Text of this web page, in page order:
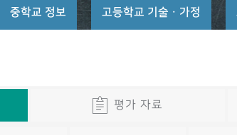
중학교 정보 고등학교 기술ㆍ가정
평가 자료